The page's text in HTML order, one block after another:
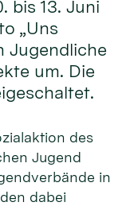
bis 13. Juni
„Uns
Jugendliche
um. Die
des
Jugend
in
dabei